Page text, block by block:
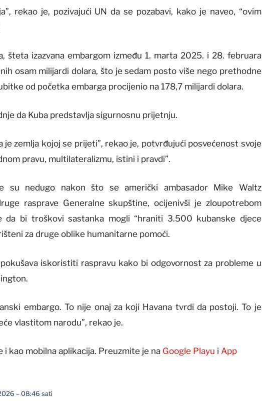
rekao je, pozivajući UN da se pozabavi, kako je naveo, “ovim
šteta izazvana embargom između 1. marta 2025. i 28. februara
osam milijardi dolara, što je sedam posto više nego prethodne
od početka embarga procijenio na 178,7 milijardi dolara.
da Kuba predstavlja sigurnosnu prijetnju.
je zemlja kojoj se prijeti”, rekao je, potvrđujući posvećenost svoje
pravu, multilateralizmu, istini i pravdi”.
su nedugo nakon što se američki ambasador Mike Waltz
rasprave Generalne skupštine, ocijenivši je zloupotrebom
da bi troškovi sastanka mogli “hraniti 3.500 kubanske djece
za druge oblike humanitarne pomoći.
iskoristiti raspravu kako bi odgovornost za probleme u
embargo. To nije onaj za koji Havana tvrdi da postoji. To je
vlastitom narodu”, rekao je.
i kao mobilna aplikacija. Preuzmite je na Google Playu i App
– 08:46 sati